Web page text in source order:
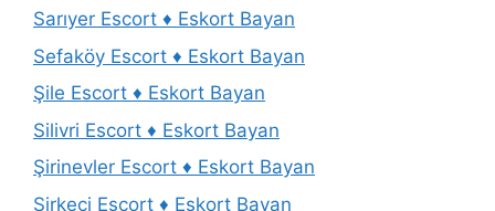
Sarıyer Escort ♦️ Eskort Bayan
Sefaköy Escort ♦️ Eskort Bayan
Şile Escort ♦️ Eskort Bayan
Silivri Escort ♦️ Eskort Bayan
Şirinevler Escort ♦️ Eskort Bayan
Sirkeci Escort ♦️ Eskort Bayan